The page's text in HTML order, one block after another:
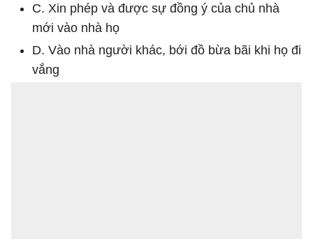
C. Xin phép và được sự đồng ý của chủ nhà
mới vào nhà họ
D. Vào nhà người khác, bới đồ bừa bãi khi họ đi
vắng